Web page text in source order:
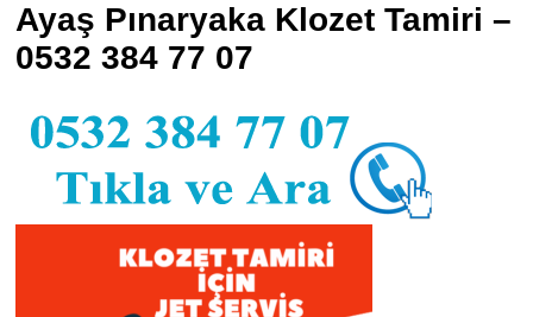
Ayaş Pınaryaka Klozet Tamiri –
0532 384 77 07